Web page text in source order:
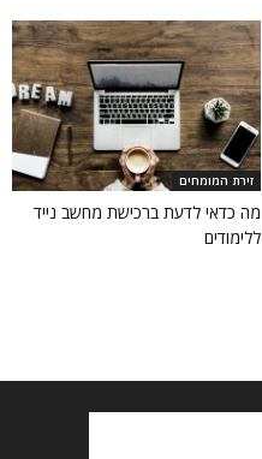
זירת המומחים
מה כדאי לדעת ברכישת מחשב נייד
ללימודים